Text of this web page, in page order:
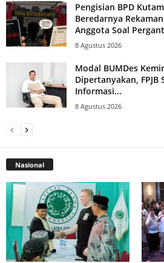
Pengisian BPD
Beredarnya
Anggota Soal
8 Agustus 2026
Modal BUMDes
Dipertanyakan,
Informasi...
8 Agustus 2026
Nasional